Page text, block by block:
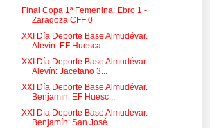
Final Copa 1ª Femenina: Ebro 1 -
Zaragoza CFF 0
XXI Día Deporte Base Almudévar.
Alevín: EF Huesca ...
XXI Día Deporte Base Almudévar.
Alevín: Jacetano 3...
XXI Día Deporte Base Almudévar.
Benjamín: EF Huesc...
XXI Día Deporte Base Almudévar.
Benjamín: San José...